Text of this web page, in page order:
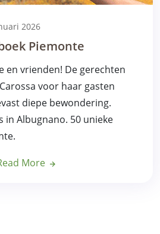
2026
Piemonte
en vrienden! De gerechten
voor haar gasten
diepe bewondering.
in Albugnano. 50 unieke
More